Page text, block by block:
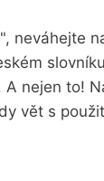
neváhejte
nejen to!
vět s